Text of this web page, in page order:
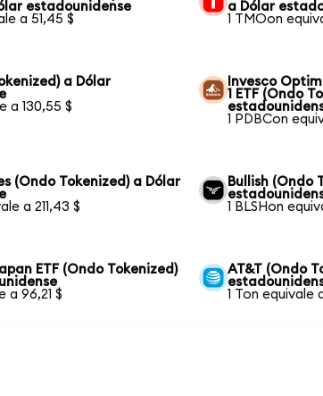
estadounidense
a 51,45 $
a Dólar
1 TMOon
a Dólar
a 130,55 $
Invesco
1 ETF (Ondo
1 PDBCon
(Ondo Tokenized) a Dólar
a 211,43 $
Bullish (Ondo
1 BLSHon
ETF (Ondo Tokenized)
a 96,21 $
AT&T (Ondo
1 Ton equivale